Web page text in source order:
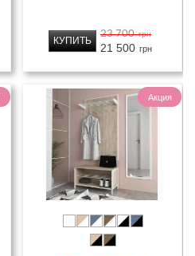
23 700 грн
21 500 грн
КУПИТЬ
Акция